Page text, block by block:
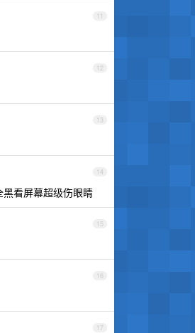
11
12
13
14
看屏幕超级伤眼睛
15
16
17